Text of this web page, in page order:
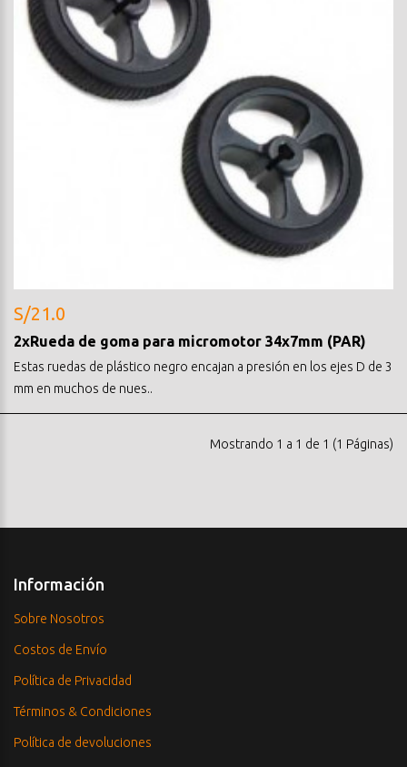
S/21.0
2xRueda de goma para micromotor 34x7mm (PAR)
Estas ruedas de plástico negro encajan a presión en los ejes D de 3
mm en muchos de nues..
Mostrando 1 a 1 de 1 (1 Páginas)
Información
Sobre Nosotros
Costos de Envío
Política de Privacidad
Términos & Condiciones
Política de devoluciones